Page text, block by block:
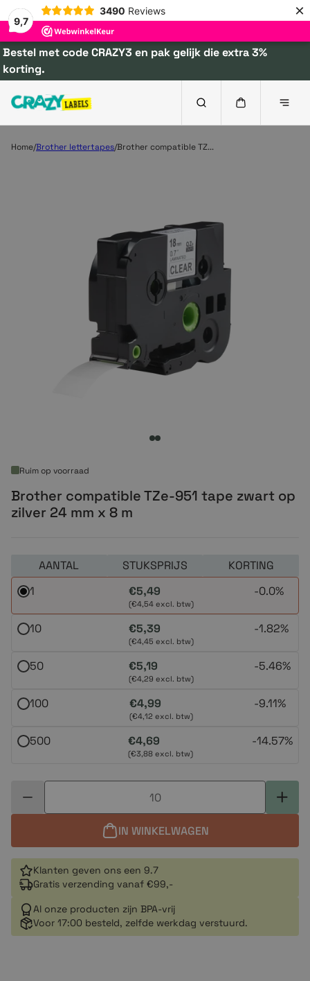
9,7
3490 Reviews ×
Bestel met code CRAZY3 en pak gelijk die extra 3%
korting.
Home Brother lettertapes Brother compatible TZ...
Ruim op voorraad
Brother compatible TZe-951 tape zwart op
zilver 24 mm x 8 m
AANTAL STUKSPRIJS
KORTING
1
€5,49
(€4,54 excl. btw)
-0.0%
10 €5,39
(€4,45 excl. btw)
-1.82%
50 €5,19
(€4,29 excl. btw)
-5.46%
100 €4,99
(€4,12 excl. btw)
-9.11%
500 €4,69
(€3,88 excl. btw)
-14.57%
IN WINKELWAGEN
Klanten geven ons een 9.7
Gratis verzending vanaf €99,-
Al onze producten zijn BPA-vrij
Voor 17:00 besteld, zelfde werkdag verstuurd.